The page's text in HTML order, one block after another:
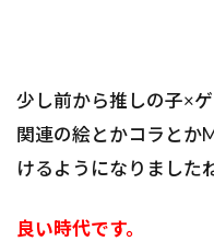
少し前から推しの子×
関連の絵とかコラとか
けるようになりました
良い時代です。